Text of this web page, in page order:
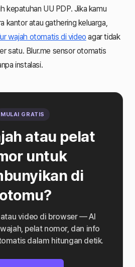
kepatuhan UU PDP. Jika kamu
kantor atau gathering keluarga,
wajah otomatis di video agar tidak
satu. Blur.me sensor otomatis
instalasi.
MULAI GRATIS
atau pelat
untuk
di
video di browser — AI
pelat nomor, dan info
dalam hitungan detik.